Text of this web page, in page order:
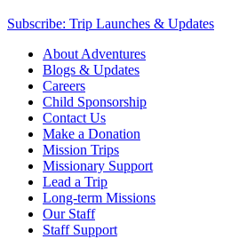
Subscribe: Trip Launches & Updates
About Adventures
Blogs & Updates
Careers
Child Sponsorship
Contact Us
Make a Donation
Mission Trips
Missionary Support
Lead a Trip
Long-term Missions
Our Staff
Staff Support